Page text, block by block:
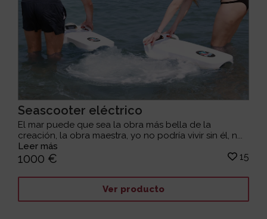
Seascooter eléctrico
El mar puede que sea la obra más bella de la
creación, la obra maestra, yo no podría vivir sin él, n...
Leer más
1000 € 15
Ver producto